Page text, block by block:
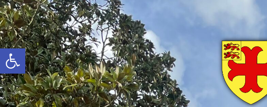
Ouvrir la barre d’outils
Aller
au
contenu